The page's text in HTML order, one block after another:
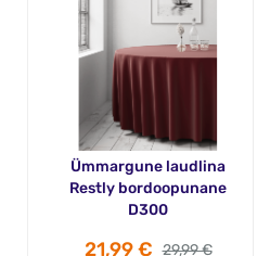
Ümmargune laudlina
Restly bordoopunane
D300
21,99 € 29,99 €